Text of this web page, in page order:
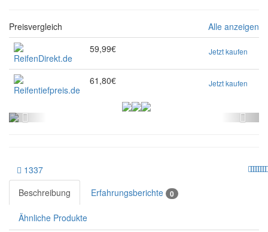
Alle anzeigen
Preisvergleich
59,99€
Jetzt kaufen
61,80€ Jetzt kaufen
1337
Beschreibung
Erfahrungsberichte 0
Ähnliche Produkte